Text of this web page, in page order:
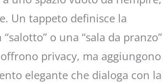
Un tappeto definisce la
o una “sala da pranzo”
privacy, ma aggiungono
elegante che dialoga con la